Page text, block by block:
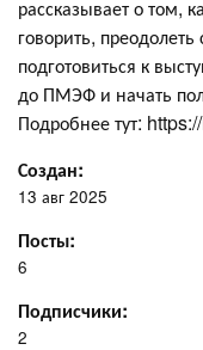
рассказывает о том,
говорить,
подготовиться к
до ПМЭФ и начать
Подробнее тут:
Создан:
13 авг 2025
Посты:
6
Подписчики:
2